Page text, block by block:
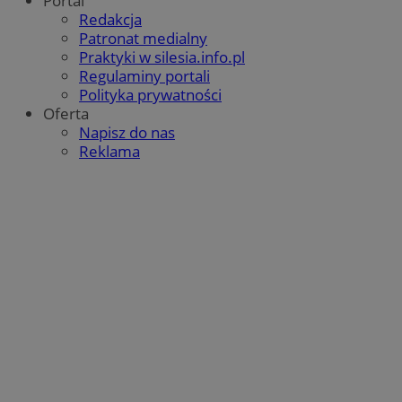
Redakcja
Patronat medialny
Praktyki w silesia.info.pl
Regulaminy portali
Polityka prywatności
Oferta
Napisz do nas
Reklama